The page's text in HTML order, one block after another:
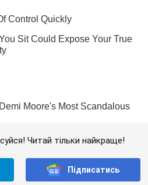
Читай тільки найкраще!
Підписатись